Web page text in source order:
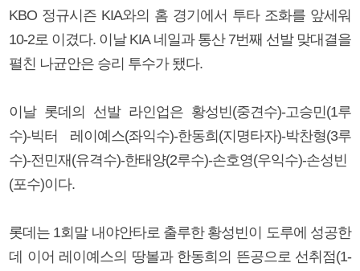
KBO 정규시즌 KIA와의 홈 경기에서 투타 조화를 앞세워
10-2로 이겼다. 이날 KIA 네일과 통산 7번째 선발 맞대결을
펼친 나균안은 승리 투수가 됐다.
이날 롯데의 선발 라인업은 황성빈(중견수)-고승민(1루
수)-빅터 레이예스(좌익수)-한동희(지명타자)-박찬형(3루
수)-전민재(유격수)-한태양(2루수)-손호영(우익수)-손성빈
(포수)이다.
롯데는 1회말 내야안타로 출루한 황성빈이 도루에 성공한
데 이어 레이예스의 땅볼과 한동희의 뜬공으로 선취점(1-